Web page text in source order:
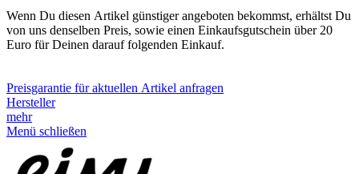
Wenn Du diesen Artikel günstiger angeboten bekommst, erhältst Du
von uns denselben Preis, sowie einen Einkaufsgutschein über 20
Euro für Deinen darauf folgenden Einkauf.
Preisgarantie für aktuellen Artikel anfragen
Hersteller
mehr
Menü schließen